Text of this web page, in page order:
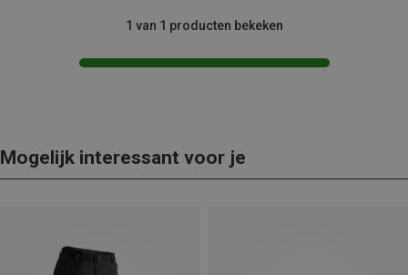
1 van 1 producten bekeken
Mogelijk interessant voor je